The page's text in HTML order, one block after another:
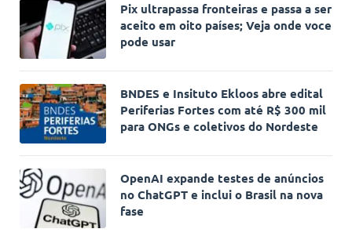
Pix ultrapassa fronteiras e passa a ser
aceito em oito países; Veja onde voce
pode usar
BNDES e Insituto Ekloos abre edital
Periferias Fortes com até R$ 300 mil
para ONGs e coletivos do Nordeste
OpenAI expande testes de anúncios
no ChatGPT e inclui o Brasil na nova
fase